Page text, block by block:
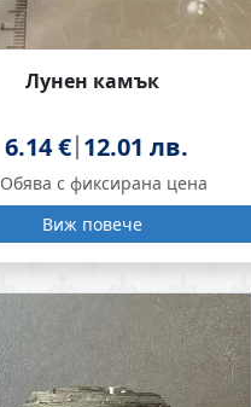
Лунен камък
6.14 € 12.01 лв.
Обява с фиксирана цена
Виж повече